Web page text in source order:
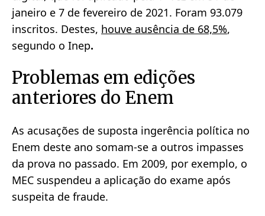
janeiro e 7 de fevereiro de 2021. Foram 93.079
inscritos. Destes, houve ausência de 68,5%,
segundo o Inep.
Problemas em edições
anteriores do Enem
As acusações de suposta ingerência política no
Enem deste ano somam-se a outros impasses
da prova no passado. Em 2009, por exemplo, o
MEC suspendeu a aplicação do exame após
suspeita de fraude.